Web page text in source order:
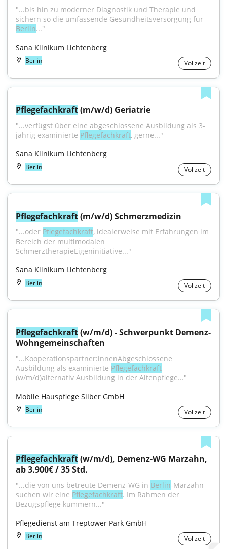
"...bis hin zu moderner Diagnostik und Therapie und
Berlin..."
Sana Klinikum Lichtenberg
Berlin Vollzeit
Pflegefachkraft (m/w/d) Geriatrie
"...verfügst über eine abgeschlossene Ausbildung als 3-
jährig examinierte Pflegefachkraft, gerne..."
Sana Klinikum Lichtenberg
Berlin Vollzeit
Pflegefachkraft (m/w/d) Schmerzmedizin
"...oder Pflegefachkraft, idealerweise mit Erfahrungen im
Bereich der multimodalen
SchmerztherapieEigeninitiative..."
Sana Klinikum Lichtenberg
Berlin Vollzeit
Pflegefachkraft (w/m/d) - Schwerpunkt Demenz-
Wohngemeinschaften
"...Kooperationspartner:innenAbgeschlossene
Ausbildung als examinierte Pflegefachkraft
(w/m/d)alternativ Ausbildung in der Altenpflege..."
Mobile Hauspflege Silber GmbH
Berlin Vollzeit
Pflegefachkraft (w/m/d), Demenz-WG Marzahn,
ab 3.900€ / 35 Std.
"...die von uns betreute Demenz-WG in Berlin-Marzahn
suchen wir eine Pflegefachkraft. Im Rahmen der
Bezugspflege kümmern..."
Pflegedienst am Treptower Park GmbH
Berlin Vollzeit